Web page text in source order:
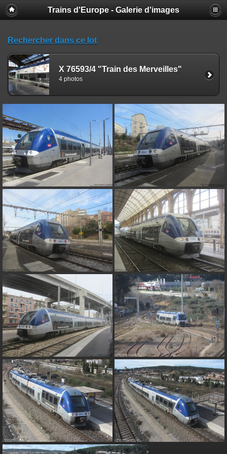
Trains d'Europe - Galerie d'images
Rechercher dans ce lot
X 76593/4 "Train des Merveilles"
4 photos